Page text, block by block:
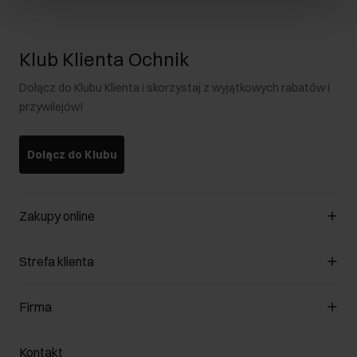
Klub Klienta Ochnik
Dołącz do Klubu Klienta i skorzystaj z wyjątkowych rabatów i
przywilejów!
Dołącz do Klubu
Zakupy online
Zarządzaj cookies
Formy płatności
Jak dokonać zwrotu?
Strefa klienta
Klub Klienta
Firma
O nas
Kontakt